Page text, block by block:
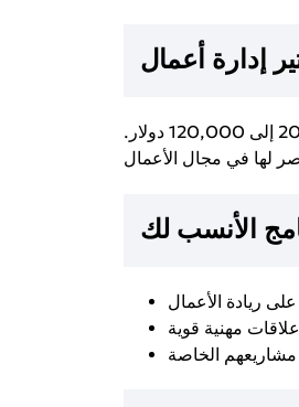
إدارة أعمال
تتفاوت تكلفة البرامج بشكل كبير بناءً على الجامعة والدولة، لكنها غالبًا تتراوح بين 20,000 إلى 120,000 دولار.
الأنسب لك